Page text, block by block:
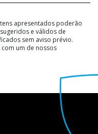
apresentados poderão
e válidos de
sem aviso prévio.
um de nossos